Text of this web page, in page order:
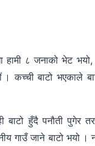
हामी ८ जनाको भेट
। कच्ची बाटो भएकाले
बाटो हुँदै पनौती पुगेर
गाउँ जाने बाटो भयो ।